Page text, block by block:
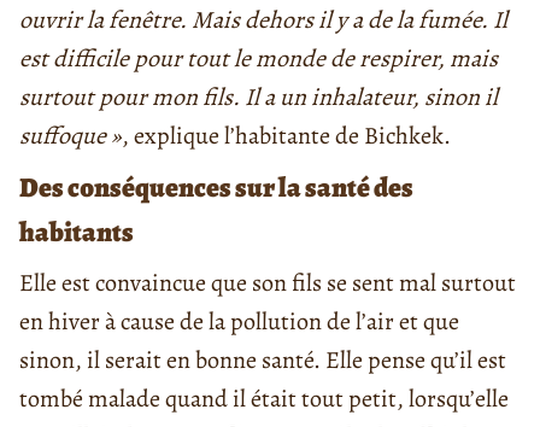
ouvrir la fenêtre. Mais dehors il y a de la fumée. Il
est difficile pour tout le monde de respirer, mais
surtout pour mon fils. Il a un inhalateur, sinon il
suffoque », explique l’habitante de Bichkek.
Des conséquences sur la santé des
habitants
Elle est convaincue que son fils se sent mal surtout
en hiver à cause de la pollution de l’air et que
sinon, il serait en bonne santé. Elle pense qu’il est
tombé malade quand il était tout petit, lorsqu’elle